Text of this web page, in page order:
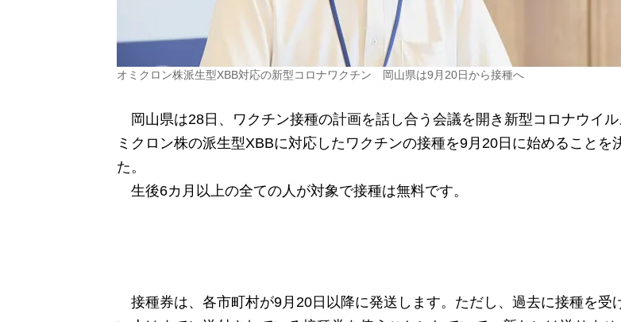
オミクロン株派生型XBB対応の新型コロナワクチン 岡山県は9月20日から接種へ
岡山県は28日、ワクチン接種の計画を話し合う会議を開き新型コロナウイル
ミクロン株の派生型XBBに対応したワクチンの接種を9月20日に始めることを
た。
生後6カ月以上の全ての人が対象で接種は無料です。
接種券は、各市町村が9月20日以降に発送します。ただし、過去に接種を受